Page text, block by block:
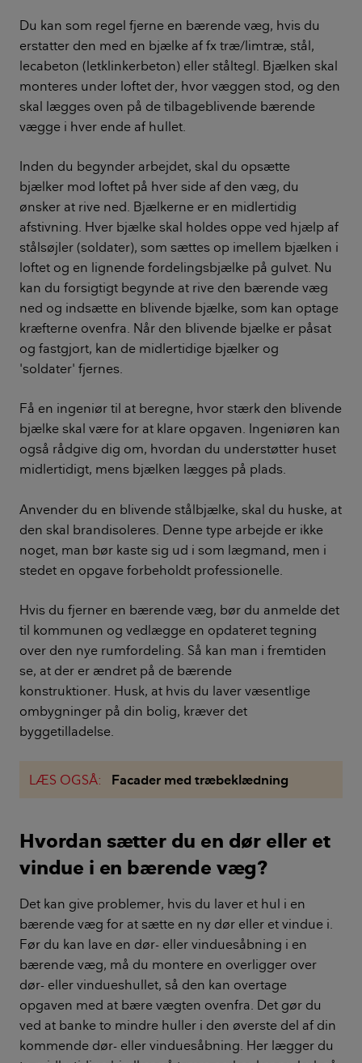
Du kan som regel fjerne en bærende væg, hvis du
erstatter den med en bjælke af fx træ/limtræ, stål,
lecabeton (letklinkerbeton) eller ståltegl. Bjælken skal
monteres under loftet der, hvor væggen stod, og den
skal lægges oven på de tilbageblivende bærende
vægge i hver ende af hullet.
Inden du begynder arbejdet, skal du opsætte
bjælker mod loftet på hver side af den væg, du
ønsker at rive ned. Bjælkerne er en midlertidig
afstivning. Hver bjælke skal holdes oppe ved hjælp af
stålsøjler (soldater), som sættes op imellem bjælken i
loftet og en lignende fordelingsbjælke på gulvet. Nu
kan du forsigtigt begynde at rive den bærende væg
ned og indsætte en blivende bjælke, som kan optage
kræfterne ovenfra. Når den blivende bjælke er påsat
og fastgjort, kan de midlertidige bjælker og
'soldater' fjernes.
Få en ingeniør til at beregne, hvor stærk den blivende
bjælke skal være for at klare opgaven. Ingeniøren kan
også rådgive dig om, hvordan du understøtter huset
midlertidigt, mens bjælken lægges på plads.
Anvender du en blivende stålbjælke, skal du huske, at
den skal brandisoleres. Denne type arbejde er ikke
noget, man bør kaste sig ud i som lægmand, men i
stedet en opgave forbeholdt professionelle.
Hvis du fjerner en bærende væg, bør du anmelde det
til kommunen og vedlægge en opdateret tegning
over den nye rumfordeling. Så kan man i fremtiden
se, at der er ændret på de bærende
konstruktioner. Husk, at hvis du laver væsentlige
ombygninger på din bolig, kræver det
byggetilladelse.
LÆS OGSÅ: Facader med træbeklædning
Hvordan sætter du en dør eller et
vindue i en bærende væg?
Det kan give problemer, hvis du laver et hul i en
bærende væg for at sætte en ny dør eller et vindue i.
Før du kan lave en dør- eller vinduesåbning i en
bærende væg, må du montere en overligger over
dør- eller vindueshullet, så den kan overtage
opgaven med at bære vægten ovenfra. Det gør du
ved at banke to mindre huller i den øverste del af din
kommende dør- eller vinduesåbning. Her lægger du